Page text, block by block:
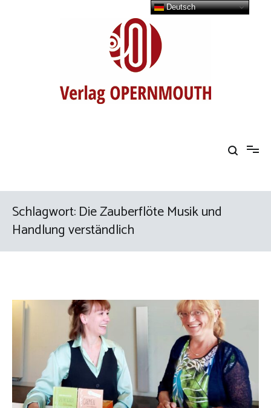
Schlagwort:Die Zauberflöte Musik und
Handlung verständlich
Deutsch